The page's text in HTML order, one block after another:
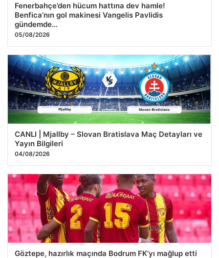
Fenerbahçe’den hücum hattına dev hamle!
Benfica’nın gol makinesi Vangelis Pavlidis
gündemde…
05/08/2026
CANLI | Mjallby – Slovan Bratislava Maç Detayları ve
Yayın Bilgileri
04/08/2026
Göztepe, hazırlık maçında Bodrum FK’yı mağlup etti